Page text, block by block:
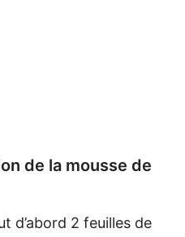
de la mousse de
d’abord 2 feuilles de